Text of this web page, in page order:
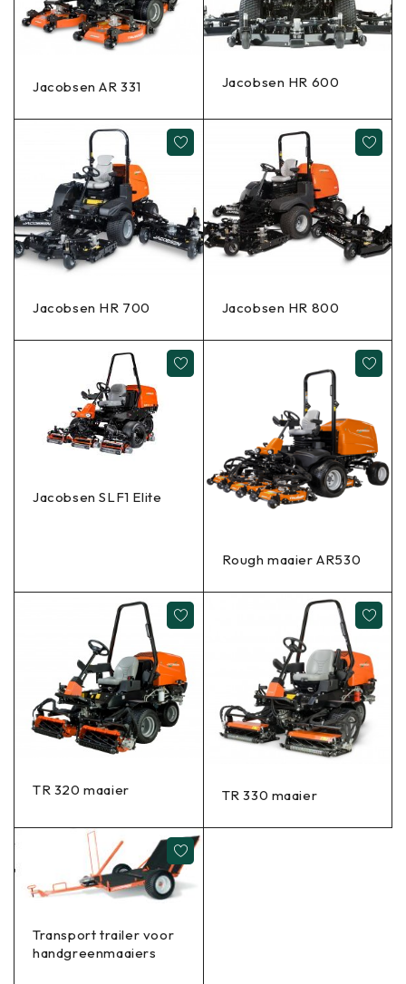
Jacobsen AR 331 Jacobsen HR 600
Jacobsen HR 700 Jacobsen HR 800
Jacobsen SLF1 Elite
Rough maaier AR530
TR 320 maaier TR 330 maaier
Transport trailer voor
handgreenmaaiers